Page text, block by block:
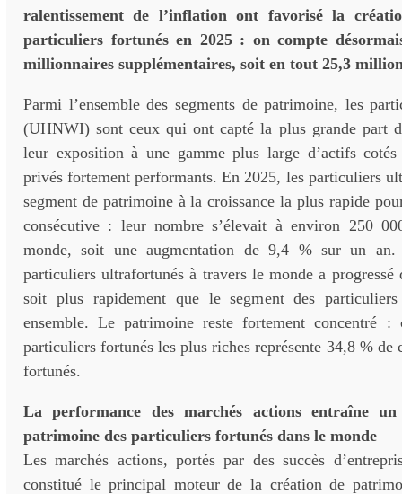
ralentissement de l’inflation ont favorisé la
particuliers fortunés en 2025 : on compte
millionnaires supplémentaires, soit en tout 25,3
Parmi l’ensemble des segments de patrimoine, les
(UHNWI) sont ceux qui ont capté la plus grande part
leur exposition à une gamme plus large d’actifs
privés fortement performants. En 2025, les particuliers
segment de patrimoine à la croissance la plus rapide
consécutive : leur nombre s’élevait à environ 250
monde, soit une augmentation de 9,4 % sur un an.
particuliers ultrafortunés à travers le monde a
soit plus rapidement que le segment des
ensemble. Le patrimoine reste fortement concentré
particuliers fortunés les plus riches représente 34,8 % de
fortunés.
La performance des marchés actions entraîne un
patrimoine des particuliers fortunés dans le monde
Les marchés actions, portés par des succès
constitué le principal moteur de la création de